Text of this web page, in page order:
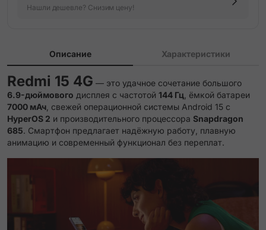
Нашли дешевле? Снизим цену!
Описание Характеристики
Redmi 15 4G — это удачное сочетание большого
6.9-дюймового дисплея с частотой 144 Гц , ёмкой батареи
7000 мАч , свежей операционной системы Android 15 с
HyperOS 2 и производительного процессора Snapdragon
685. Смартфон предлагает надёжную работу, плавную
анимацию и современный функционал без переплат.